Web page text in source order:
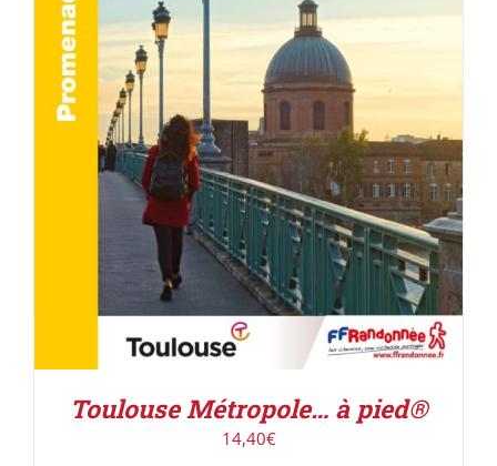
ACHETER LE PRODUIT / DÉTAILS
Toulouse Métropole… à pied®
14,40€